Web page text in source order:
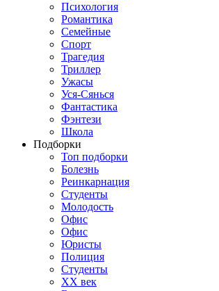
Психология
Романтика
Семейные
Спорт
Трагедия
Триллер
Ужасы
Уся-Сянься
Фантастика
Фэнтези
Школа
Подборки
Топ подборки
Болезнь
Реинкарнация
Студенты
Молодость
Офис
Офис
Юристы
Полиция
Студенты
ХХ век